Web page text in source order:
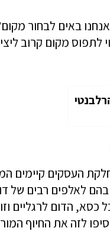
באים לבחור
מקום קרוב
העסקים קיימים
בהם לאלפים רבים של
כסא, הדום לרגליים
לזה את החיוף